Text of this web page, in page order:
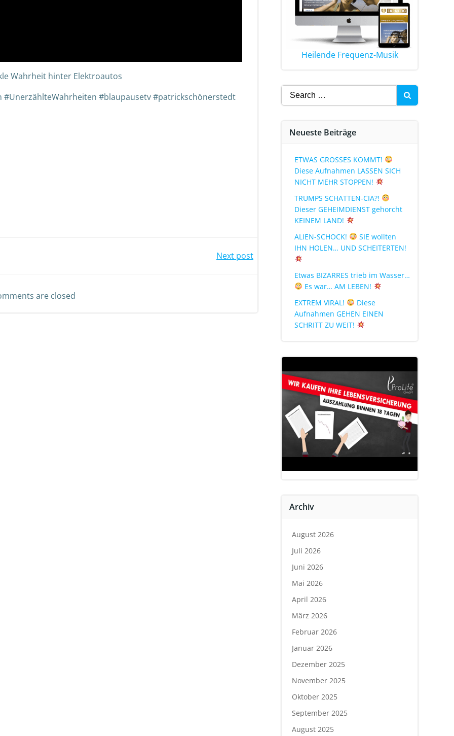
Wahrheit hinter Elektroautos
#UnerzählteWahrheiten #blaupausetv #patrickschönerstedt
Next post
are closed
Heilende Frequenz-Musik
Neueste Beiträge
ETWAS GROSSES KOMMT!
Diese Aufnahmen LASSEN SICH
NICHT MEHR STOPPEN!
TRUMPS SCHATTEN-CIA?!
Dieser GEHEIMDIENST gehorcht
KEINEM LAND!
ALIEN-SCHOCK!
SIE wollten
IHN HOLEN… UND SCHEITERTEN!
Etwas BIZARRES trieb im Wasser…
Es war… AM LEBEN!
EXTREM VIRAL!
Diese
Aufnahmen GEHEN EINEN
SCHRITT ZU WEIT!
Archiv
August 2026
Juli 2026
Juni 2026
Mai 2026
April 2026
März 2026
Februar 2026
Januar 2026
Dezember 2025
November 2025
Oktober 2025
September 2025
August 2025